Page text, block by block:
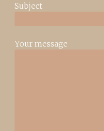
Subject
Your message